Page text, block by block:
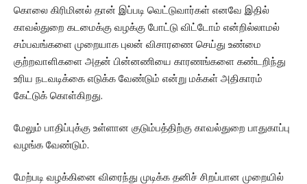
கொலை கிரிமினல் தான் இப்படி வெட்டுவார்கள் எனவே இதில்
காவல்துறை கடமைக்கு வழக்கு போட்டு விட்டோம் என்றில்லாமல்
சம்பவங்களை முறையாக புலன் விசாரணை செய்து உண்மை
குற்றவாளிகளை அதன் பின்னணியை காரணங்களை கண்டறிந்து
உரிய நடவடிக்கை எடுக்க வேண்டும் என்று மக்கள் அதிகாரம்
கேட்டுக் கொள்கிறது.
மேலும் பாதிப்புக்கு உள்ளான குடும்பத்திற்கு காவல்துறை பாதுகாப்பு
வழங்க வேண்டும்.
மேற்படி வழக்கினை விரைந்து முடிக்க தனிச் சிறப்பான முறையில்